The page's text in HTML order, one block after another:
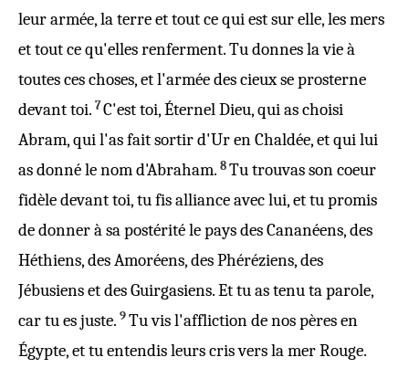
leurarmée, laterreet tout ce qui est sur elle, lesmers
et tout ce qu'ellesrenferment. Tu donnes la vie à
toutes ces choses, et l'arméedescieuxseprosterne
devant toi. 7C'est toi,ÉternelDieu, qui aschoisi
Abram, qui l'as faitsortird'UrenChaldée, et qui lui
asdonnélenomd'Abraham. 8 Tutrouvassoncoeur
fidèledevanttoi, tufisallianceavec lui, et tu promis
dedonnerà sapostéritélepaysdesCananéens, des
Héthiens, desAmoréens, desPhéréziens, des
Jébusienset desGuirgasiens. Et tu astenutaparole,
car tu esjuste. 9 Tuvisl'afflictionde nospèresen
Égypte, et tuentendisleurscrisvers lamerRouge.